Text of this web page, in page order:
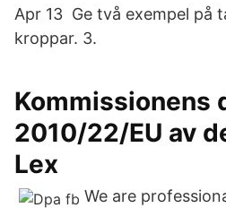
Apr 13 Ge två exempel på
kroppar. 3.
Kommissionens
2010/22/EU av
Lex
We are